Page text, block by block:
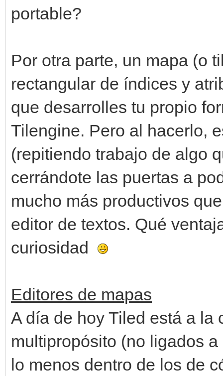
portable?
Por otra parte, un mapa (o
rectangular de índices y
que desarrolles tu propio
Tilengine. Pero al hacerlo,
(repitiendo trabajo de algo
cerrándote las puertas a
mucho más productivos
editor de textos. Qué
curiosidad
Editores de mapas
A día de hoy Tiled está a la
multipropósito (no ligados
lo menos dentro de los de